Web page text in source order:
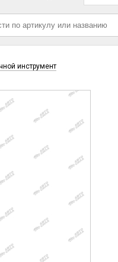
инструмент